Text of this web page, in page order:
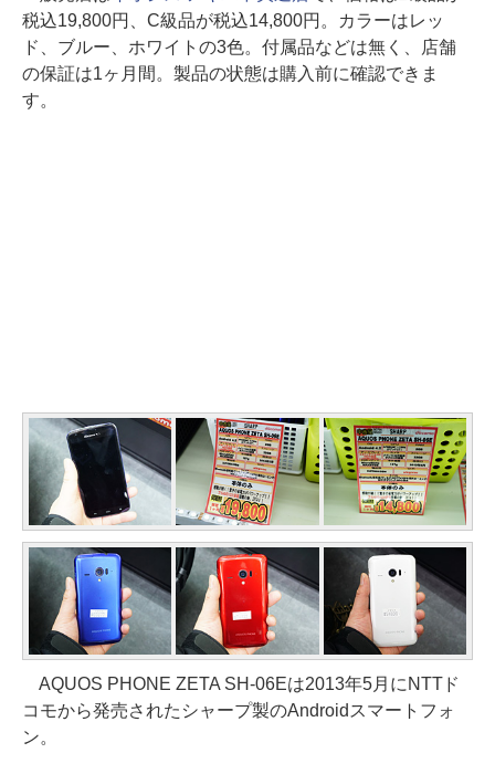
税込19,800円、C級品が税込14,800円。カラーはレッ
ド、ブルー、ホワイトの3色。付属品などは無く、店舗
の保証は1ヶ月間。製品の状態は購入前に確認できま
す。
AQUOS PHONE ZETA SH-06Eは2013年5月にNTTド
コモから発売されたシャープ製のAndroidスマートフォ
ン。